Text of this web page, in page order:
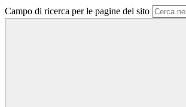
Campo di ricerca per le pagine del sito